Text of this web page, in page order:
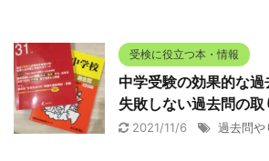
受検に役立つ本・情報
中学受験の効果的な過
失敗しない過去問の取
2021/11/6 過去問や